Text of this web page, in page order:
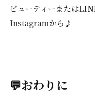
ビューティーまたは
Instagramから♪
💬おわりに